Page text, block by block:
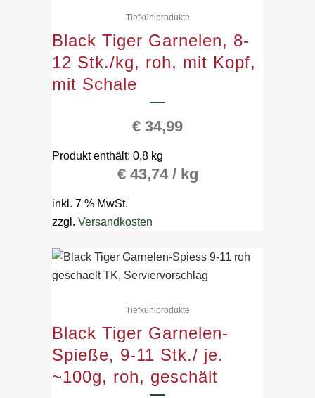
Tiefkühlprodukte
Black Tiger Garnelen, 8-
12 Stk./kg, roh, mit Kopf,
mit Schale
€ 34,99
Produkt enthält: 0,8 kg
€ 43,74/ kg
inkl. 7 % MwSt.
zzgl. Versandkosten
Tiefkühlprodukte
Black Tiger Garnelen-
Spieße, 9-11 Stk./ je.
~100g, roh, geschält